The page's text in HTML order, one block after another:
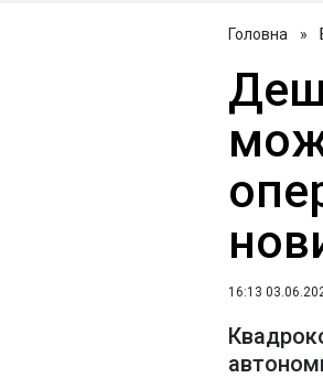
Головна »
16:13